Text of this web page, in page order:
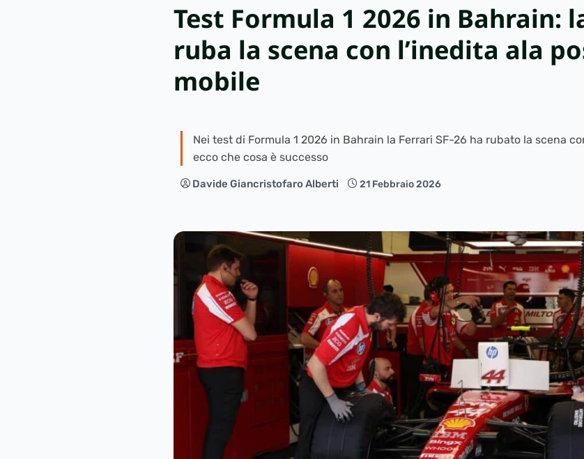
Test Formula 1 2026 in Bahrain:
ruba la scena con l’inedita ala
mobile
Nei test di Formula 1 2026 in Bahrain la Ferrari SF-26 ha rubato la scena
ecco che cosa è successo
Davide Giancristofaro Alberti 21 Febbraio 2026